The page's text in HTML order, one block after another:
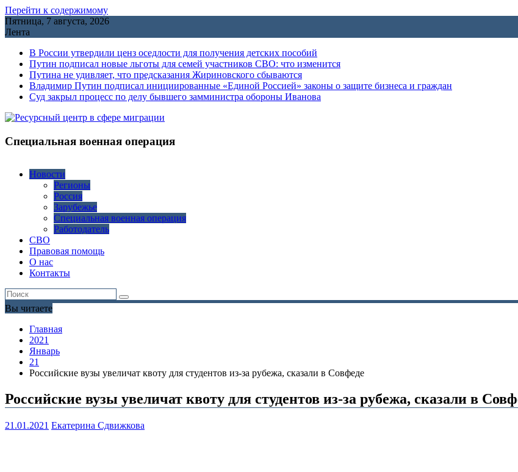
Перейти к содержимому
Пятница, 7 августа, 2026
Лента
В России утвердили ценз оседлости для получения детских пособий
Путин подписал новые льготы для семей участников СВО: что изменится
Путина не удивляет, что предсказания Жириновского сбываются
Владимир Путин подписал инициированные «Единой Россией» законы о защите бизнеса и граждан
Cуд закрыл процесс по делу бывшего замминистра обороны Иванова
Специальная военная операция
Новости
Регионы
Россия
Зарубежье
Специальная военная операция
Работодатель
СВО
Правовая помощь
О нас
Контакты
Вы читаете
Главная
2021
Январь
21
Российские вузы увеличат квоту для студентов из-за рубежа, сказали в Совфеде
Российские вузы увеличат квоту для студентов из-за рубежа, сказали в
21.01.2021 Екатерина Сдвижкова